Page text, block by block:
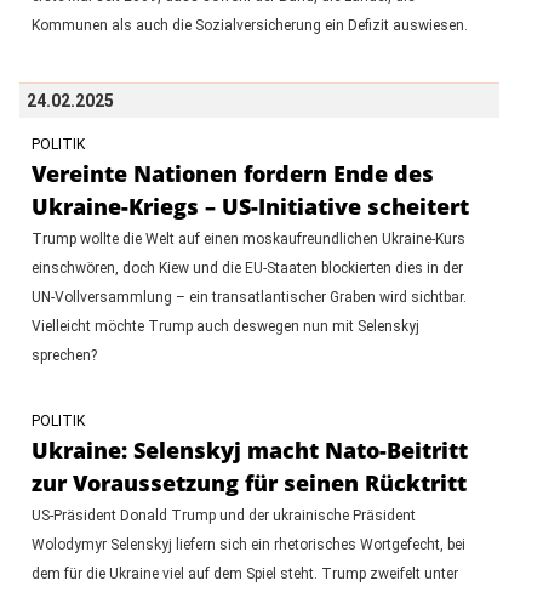
Kommunen als auch die Sozialversicherung ein Defizit auswiesen.
24.02.2025
POLITIK
Vereinte Nationen fordern Ende des
Ukraine-Kriegs – US-Initiative scheitert
Trump wollte die Welt auf einen moskaufreundlichen Ukraine-Kurs
einschwören, doch Kiew und die EU-Staaten blockierten dies in der
UN-Vollversammlung – ein transatlantischer Graben wird sichtbar.
Vielleicht möchte Trump auch deswegen nun mit Selenskyj
sprechen?
POLITIK
Ukraine: Selenskyj macht Nato-Beitritt
zur Voraussetzung für seinen Rücktritt
US-Präsident Donald Trump und der ukrainische Präsident
Wolodymyr Selenskyj liefern sich ein rhetorisches Wortgefecht, bei
dem für die Ukraine viel auf dem Spiel steht. Trump zweifelt unter